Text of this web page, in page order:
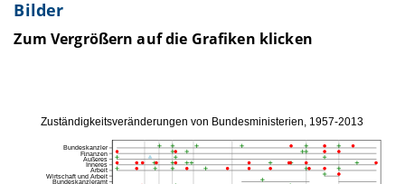
Bilder
Zum Vergrößern auf die Grafiken klicken